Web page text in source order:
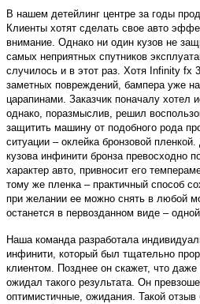
В нашем детейлинг центре за годы
Клиенты хотят сделать свое авто
внимание. Однако ни один кузов не
самых неприятных спутников
случилось и в этот раз. Хотя Infinity fx
заметных повреждений, бампера уже
царапинами. Заказчик поначалу хотел
однако, поразмыслив, решил
защитить машину от подобного рода
ситуации – оклейка бронзовой
кузова инфинити бронза превосходно
характер авто, привносит его
тому же пленка – практичный способ
при желании ее можно снять в любой
останется в первозданном виде –
Наша команда разработала
инфинити, который был тщательно
клиентом. Позднее он скажет, что
ожидал такого результата. Он
оптимистичные, ожидания. Такой